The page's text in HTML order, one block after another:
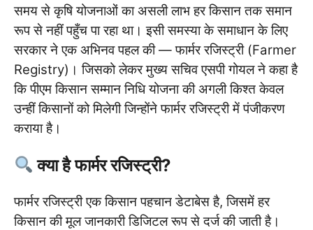
समय से कृषि योजनाओं का असली लाभ हर किसान तक समान
रूप से नहीं पहुँच पा रहा था। इसी समस्या के समाधान के लिए
सरकार ने एक अभिनव पहल की — फार्मर रजिस्ट्री (Farmer
Registry)। जिसको लेकर मुख्य सचिव एसपी गोयल ने कहा है
कि पीएम किसान सम्मान निधि योजना की अगली किश्त केवल
उन्हीं किसानों को मिलेगी जिन्होंने फार्मर रजिस्ट्री में पंजीकरण
कराया है।
क्या है फार्मर रजिस्ट्री?
फार्मर रजिस्ट्री एक किसान पहचान डेटाबेस है, जिसमें हर
किसान की मूल जानकारी डिजिटल रूप से दर्ज की जाती है।